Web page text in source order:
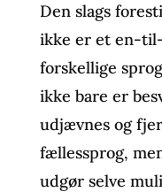
Den slags
ikke er et en-
forskellige
ikke bare er
udjævnes og
fællessprog,
udgør selve